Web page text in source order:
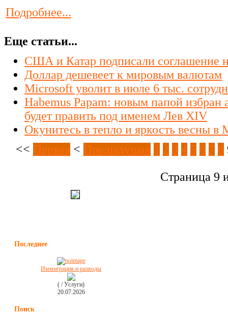
Подробнее...
Еще статьи...
США и Катар подписали соглашение
Доллар дешевеет к мировым валютам
Microsoft уволит в июле 6 тыс.
Habemus Papam: новым папой
будет править под именем Лев XIV
Окунитесь в тепло и яркость весны в
<< Первая < Предыдущая 1 2 3 4 5 6 7 8
Страница 9
Последнее
Иммиграция и разводы
( / Услуги)
20.07.2026
Поиск